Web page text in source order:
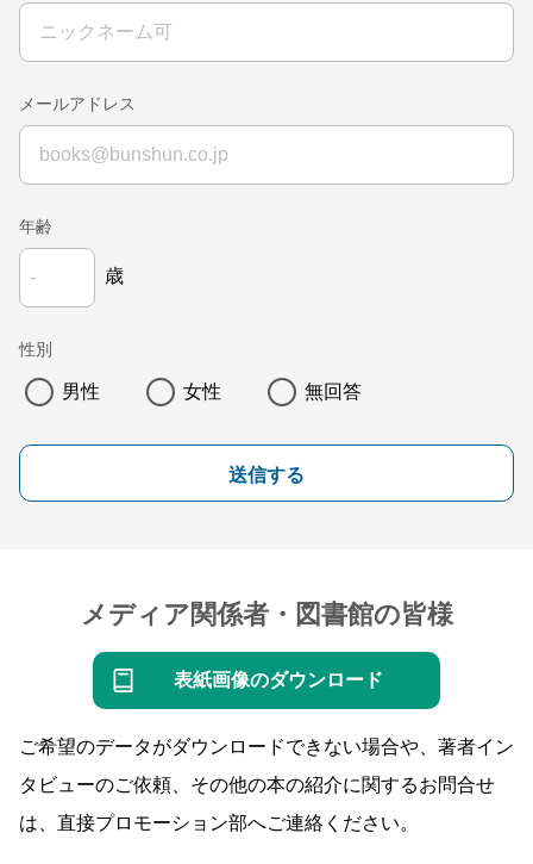
メールアドレス
年齢
歳
性別
男性 女性 無回答
送信する
メディア関係者・図書館の皆様
表紙画像のダウンロード
ご希望のデータがダウンロードできない場合や、著者イン
タビューのご依頼、その他の本の紹介に関するお問合せ
は、直接プロモーション部へご連絡ください。